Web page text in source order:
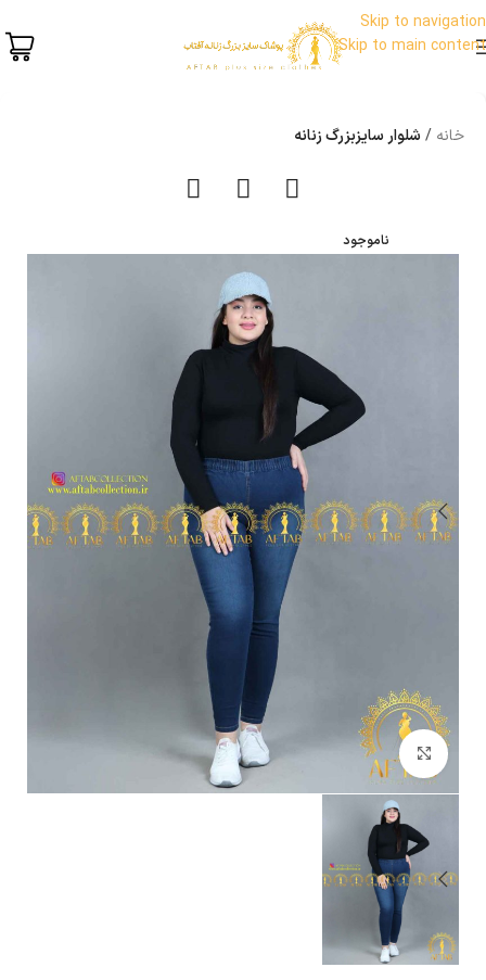
Skip to navigation
Skip to main content
خانه شلوار سایزبزرگ زنانه
ناموجود
بزرگنمایی تصویر